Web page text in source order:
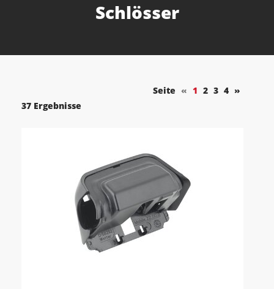
Schlösser
Seite « 1 2 3 4 »
37 Ergebnisse